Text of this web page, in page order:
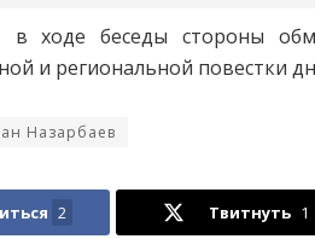
в ходе беседы стороны
и региональной повестки
Назарбаев
2 Твитнуть 1